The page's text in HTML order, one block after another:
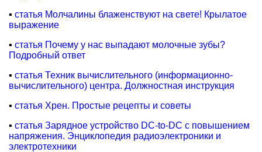
▪ статья Молчалины блаженствуют на свете! Крылатое
выражение
▪ статья Почему у нас выпадают молочные зубы?
Подробный ответ
▪ статья Техник вычислительного (информационно-
вычислительного) центра. Должностная инструкция
▪ статья Хрен. Простые рецепты и советы
▪ статья Зарядное устройство DC-to-DC с повышением
напряжения. Энциклопедия радиоэлектроники и
электротехники